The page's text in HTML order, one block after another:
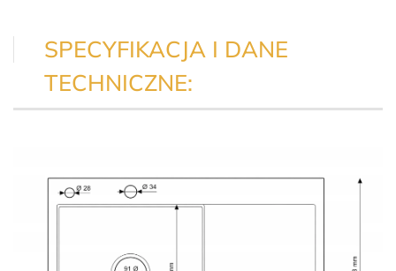
SPECYFIKACJA I DANE
TECHNICZNE: